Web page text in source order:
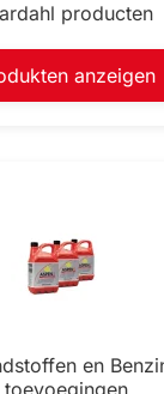
producten
anzeigen
en
toevoegingen